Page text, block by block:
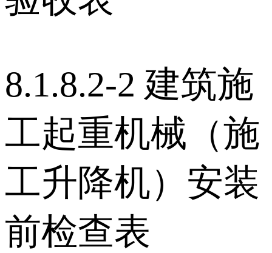
8.1.8.2-2 建筑施
工起重机械（施
工升降机）安装
前检查表